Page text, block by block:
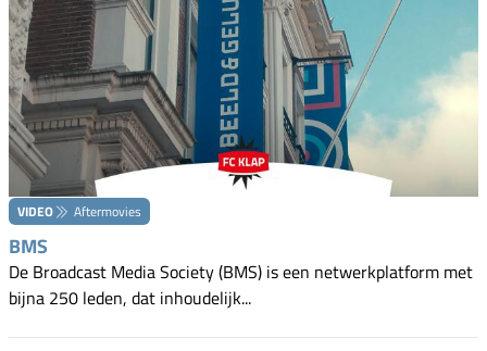
VIDEO Aftermovies
BMS
De Broadcast Media Society (BMS) is een netwerkplatform met
bijna 250 leden, dat inhoudelijk...